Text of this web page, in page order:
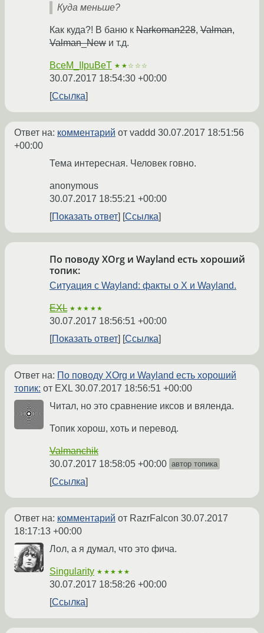
Куда меньше?
Как куда?! В баню к Narkoman228, Valman,
Valman_New и т.д.
BceM_IIpuBeT ★★☆☆☆
30.07.2017 18:54:30 +00:00
Ссылка
Ответ на: комментарий от vaddd 30.07.2017 18:51:56
+00:00
Тема интересная. Человек говно.
anonymous
30.07.2017 18:55:21 +00:00
Показать ответ
Ссылка
По поводу XOrg и Wayland есть хороший
топик:
Ситуация с Wayland: факты о X и Wayland.
EXL ★★★★★
30.07.2017 18:56:51 +00:00
Показать ответ
Ссылка
Ответ на: По поводу XOrg и Wayland есть хороший
топик: от EXL 30.07.2017 18:56:51 +00:00
Читал, но это сравнение иксов и вяленда.
Топик хорош, хоть и перевод.
Valmanchik
30.07.2017 18:58:05 +00:00 автор топика
Ссылка
Ответ на: комментарий от RazrFalcon 30.07.2017
18:17:13 +00:00
Лол, а я думал, что это фича.
Singularity ★★★★★
30.07.2017 18:58:26 +00:00
Ссылка